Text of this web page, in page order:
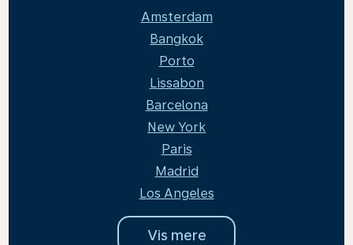
Amsterdam
Bangkok
Porto
Lissabon
Barcelona
New York
Paris
Madrid
Los Angeles
Vis mere